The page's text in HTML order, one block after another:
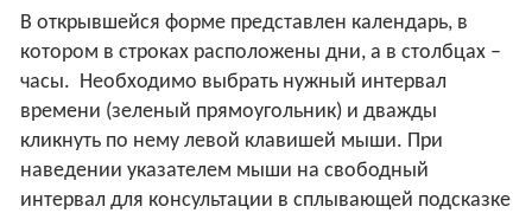
В открывшейся форме представлен календарь, в
котором в строках расположены дни, а в столбцах –
часы. Необходимо выбрать нужный интервал
времени (зеленый прямоугольник) и дважды
кликнуть по нему левой клавишей мыши. При
наведении указателем мыши на свободный
интервал для консультации в сплывающей подсказке